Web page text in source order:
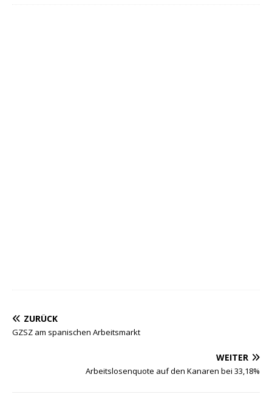
ZURÜCK
GZSZ am spanischen Arbeitsmarkt
WEITER
Arbeitslosenquote auf den Kanaren bei 33,18%